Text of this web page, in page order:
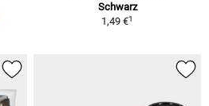
Schwarz
1,49 €1